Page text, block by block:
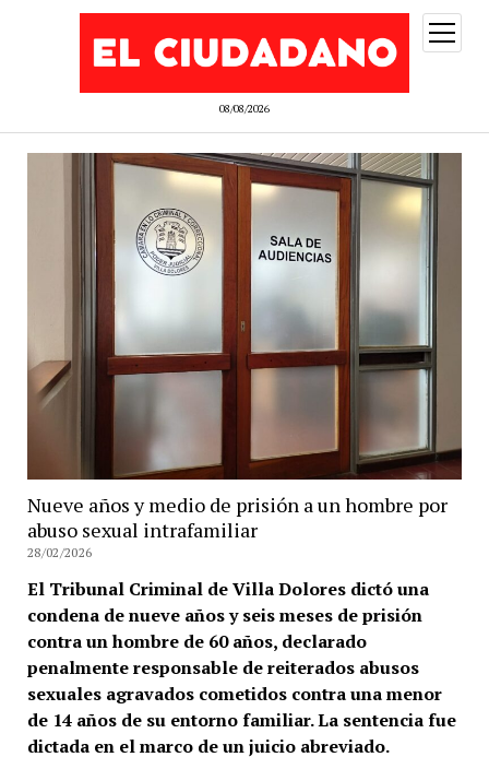
08/08/2026
abrir
menú
Nueve años y medio de prisión a un hombre por
abuso sexual intrafamiliar
28/02/2026
El Tribunal Criminal de Villa Dolores dictó una
condena de nueve años y seis meses de prisión
contra un hombre de 60 años, declarado
penalmente responsable de reiterados abusos
sexuales agravados cometidos contra una menor
de 14 años de su entorno familiar. La sentencia fue
dictada en el marco de un juicio abreviado.